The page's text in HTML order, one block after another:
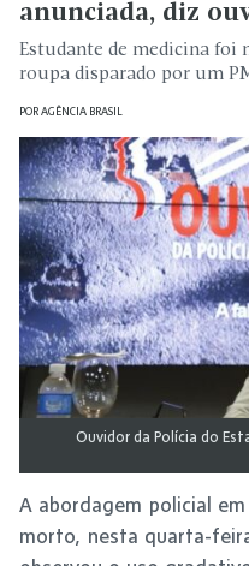
anunciada, diz
Estudante de medicina
roupa disparado por um
PORAGÊNCIA BRASIL
Ouvidor da Polícia do
A abordagem policial
morto, nesta quarta-